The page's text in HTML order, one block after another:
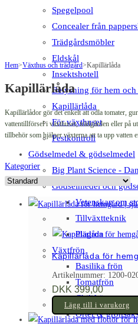
Spegelpool
Concealer från
Trädgårdsmöbler
Eldskål
Insektshotell
Belysning för hem och
Kapillärlåda
För växthuset
Pestkontroll
Gödselmedel & gödselmedel
Big Plant Science -
Gödselmedel och
Vetenskap om
Tillväxtteknik
Plagron
Växtfrön
Basilika frön
Tomatfrön
Chilifrön
Örter &
Hem>Växthus och trädgård>Kapillärlåda
Kapillärlåda
Kapillärlådor gör det enkelt att odla tomater,
vattentillförsel i växthuset, trädgården eller på
tillbehör som hjälper växterna att ta upp vatten
Kategorier
Kapillärlåda för
Artikelnummer: 1200-
DKK 399,00
Lägg till i varukorg